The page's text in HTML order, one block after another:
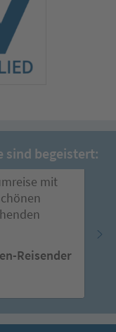
sind begeistert:
mit
Reisender